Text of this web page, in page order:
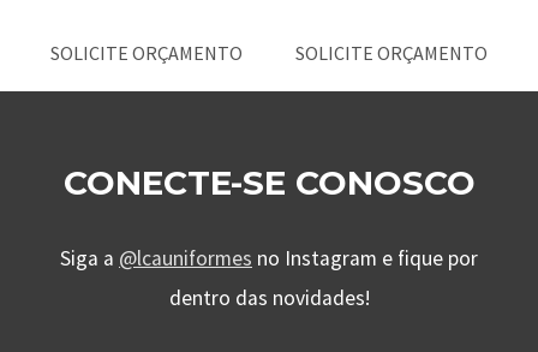
SOLICITE ORÇAMENTO SOLICITE ORÇAMENTO
CONECTE-SE CONOSCO
Siga a @lcauniformes no Instagram e fique por
dentro das novidades!